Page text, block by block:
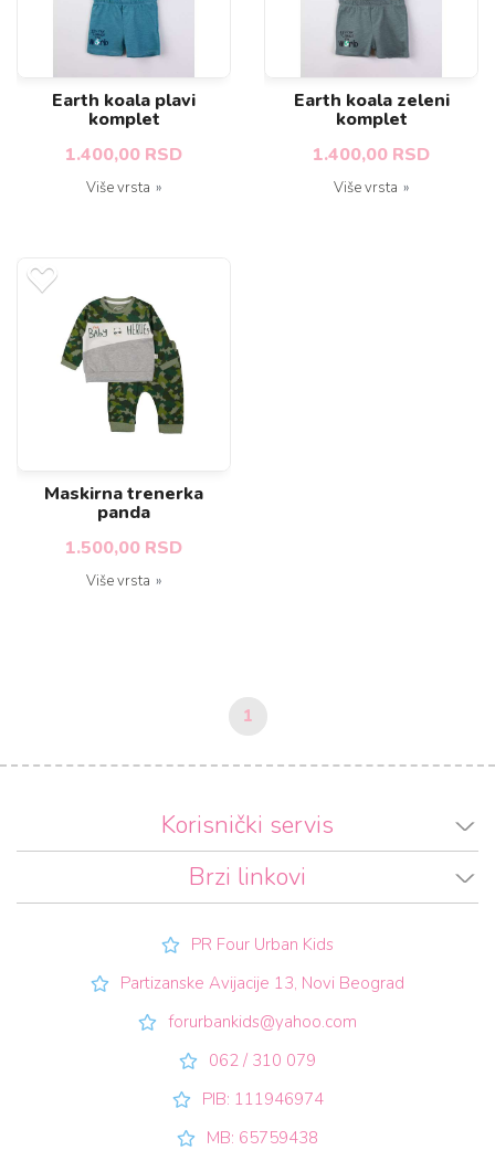
Earth koala plavi
komplet
1.400,00 RSD
Više vrsta
Earth koala zeleni
komplet
1.400,00 RSD
Više vrsta
Maskirna trenerka
panda
1.500,00 RSD
Više vrsta
1
Korisnički servis
Brzi linkovi
PR Four Urban Kids
Partizanske Avijacije 13, Novi Beograd
forurbankids@yahoo.com
062 / 310 079
PIB: 111946974
MB: 65759438